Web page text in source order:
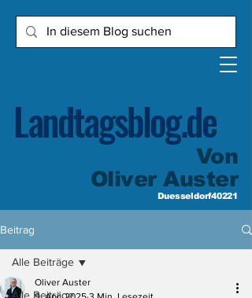
Landtagsblog.de
Von
Oliver Auster
Duesseldorf40221
Beitrag
Alle Beiträge
Alle Beiträge
Oliver Auster